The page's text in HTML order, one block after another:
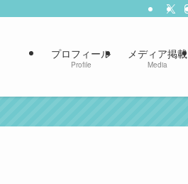
プロフィール
Profile
メディア掲載
Media